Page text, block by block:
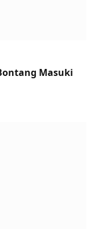
Masuki